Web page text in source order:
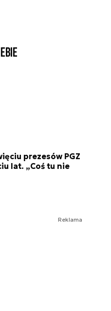
prezesów PGZ
lat. „Coś tu nie
Reklama